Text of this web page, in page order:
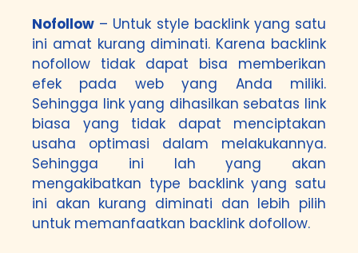
Nofollow – Untuk style backlink yang satu
ini amat kurang diminati. Karena backlink
nofollow tidak dapat bisa memberikan
efek pada web yang Anda miliki.
Sehingga link yang dihasilkan sebatas link
biasa yang tidak dapat menciptakan
usaha optimasi dalam melakukannya.
Sehingga ini lah yang akan
mengakibatkan type backlink yang satu
ini akan kurang diminati dan lebih pilih
untuk memanfaatkan backlink dofollow.